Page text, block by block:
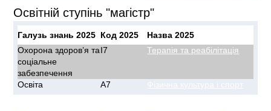
Освітній ступінь "магістр"
Галузь знань 2025 Код 2025
Назва 2025
Охорона здоров’я та
соціальне
забезпечення
I7 Терапія та реабілітація
Освіта A7